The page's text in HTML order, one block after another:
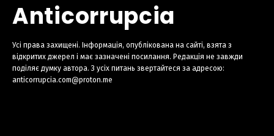
Anticorrupcia
Усі права захищені. Інформація, опублікована на сайті, взята з
відкритих джерел і має зазначені посилання. Редакція не завжди
поділяє думку автора. З усіх питань звертайтеся за адресою:
anticorrupcia.com@proton.me